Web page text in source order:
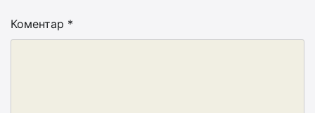
Коментар *